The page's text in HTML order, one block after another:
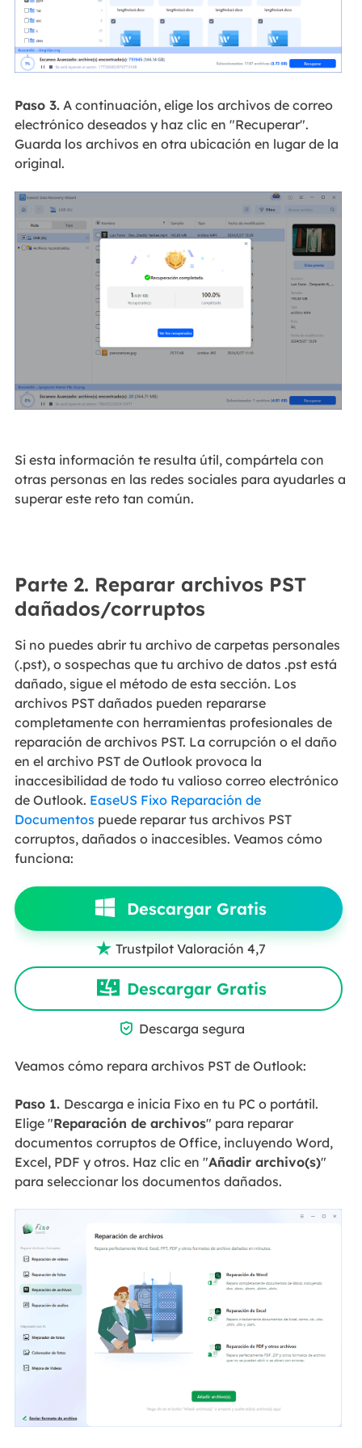
Paso 3.A continuación, elige los archivos de correo
electrónico deseados y haz clic en "Recuperar".
Guarda los archivos en otra ubicación en lugar de la
original.
Si esta información te resulta útil, compártela con
otras personas en las redes sociales para ayudarles a
superar este reto tan común.
Parte 2. Reparar archivos PST
dañados/corruptos
Si no puedes abrir tu archivo de carpetas personales
(.pst), o sospechas que tu archivo de datos .pst está
dañado, sigue el método de esta sección. Los
archivos PST dañados pueden repararse
completamente con herramientas profesionales de
reparación de archivos PST. La corrupción o el daño
en el archivo PST de Outlook provoca la
inaccesibilidad de todo tu valioso correo electrónico
de Outlook. EaseUS Fixo Reparación de
Documentos puede reparar tus archivos PST
corruptos, dañados o inaccesibles. Veamos cómo
funciona:
Descargar Gratis
 Trustpilot Valoración 4,7
Descargar Gratis
 Descarga segura
Veamos cómo repara archivos PST de Outlook:
Paso 1. Descarga e inicia Fixo en tu PC o portátil.
Elige "Reparación de archivos" para reparar
documentos corruptos de Office, incluyendo Word,
Excel, PDF y otros. Haz clic en "Añadir archivo(s)"
para seleccionar los documentos dañados.